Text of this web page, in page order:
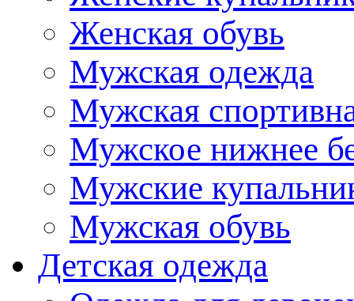
Женская обувь
Мужская одежда
Мужская
Мужское нижнее
Мужские
Мужская обувь
Детская одежда